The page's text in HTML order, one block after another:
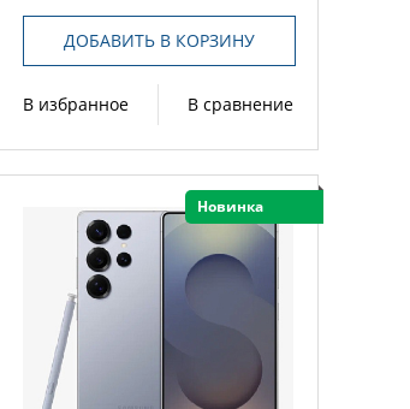
ДОБАВИТЬ В КОРЗИНУ
В избранное В сравнение
Новинка